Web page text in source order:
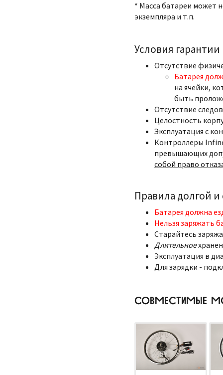
* Масса батареи может
экземпляра и т.п.
Условия гарантии
Отсутствие
Батарея
на ячейки,
быть
Отсутствие
Целостность
Эксплуатация с
Контроллеры
превышающих
собой право
Правила долгой
Батарея должна
Нельзя заряжать
Старайтесь
Длительное
Эксплуатация в
Для зарядки -
СОВМЕСТИМЫЕ